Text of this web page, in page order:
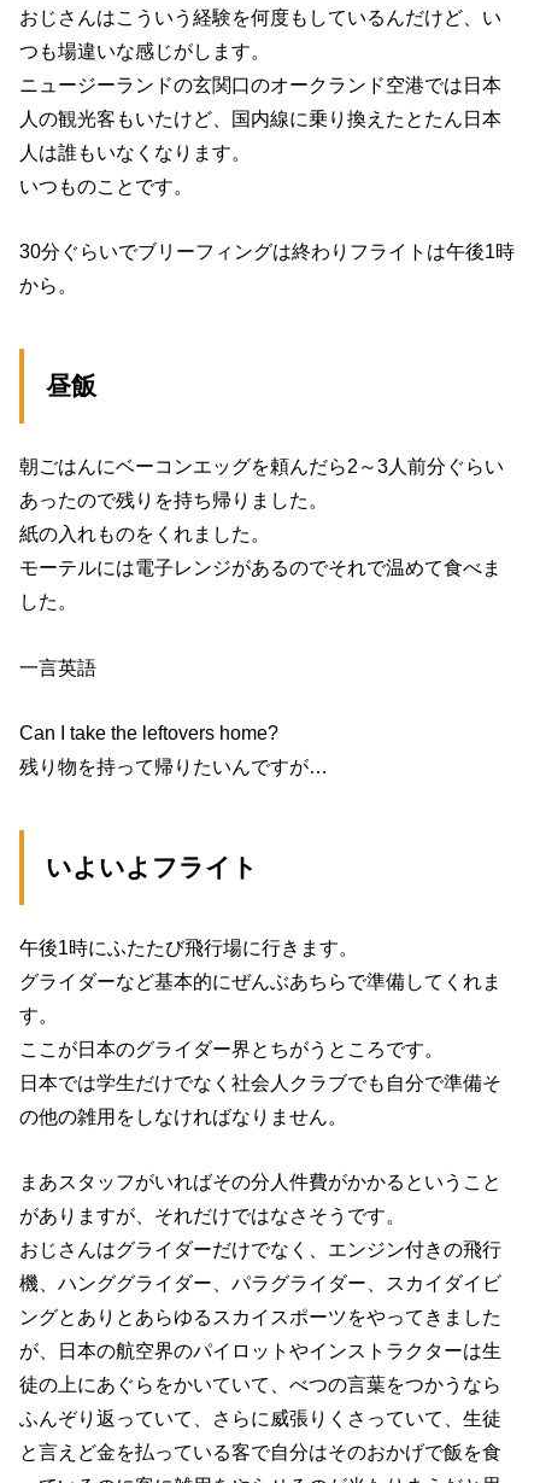
おじさんはこういう経験を何度もしているんだけど、い
つも場違いな感じがします。
ニュージーランドの玄関口のオークランド空港では日本
人の観光客もいたけど、国内線に乗り換えたとたん日本
人は誰もいなくなります。
いつものことです。
30分ぐらいでブリーフィングは終わりフライトは午後1時
から。
昼飯
朝ごはんにベーコンエッグを頼んだら2～3人前分ぐらい
あったので残りを持ち帰りました。
紙の入れものをくれました。
モーテルには電子レンジがあるのでそれで温めて食べま
した。
一言英語
Can I take the leftovers home?
残り物を持って帰りたいんですが…
いよいよフライト
午後1時にふたたび飛行場に行きます。
グライダーなど基本的にぜんぶあちらで準備してくれま
す。
ここが日本のグライダー界とちがうところです。
日本では学生だけでなく社会人クラブでも自分で準備そ
の他の雑用をしなければなりません。
まあスタッフがいればその分人件費がかかるということ
がありますが、それだけではなさそうです。
おじさんはグライダーだけでなく、エンジン付きの飛行
機、ハンググライダー、パラグライダー、スカイダイビ
ングとありとあらゆるスカイスポーツをやってきました
が、日本の航空界のパイロットやインストラクターは生
徒の上にあぐらをかいていて、べつの言葉をつかうなら
ふんぞり返っていて、さらに威張りくさっていて、生徒
と言えど金を払っている客で自分はそのおかげで飯を食